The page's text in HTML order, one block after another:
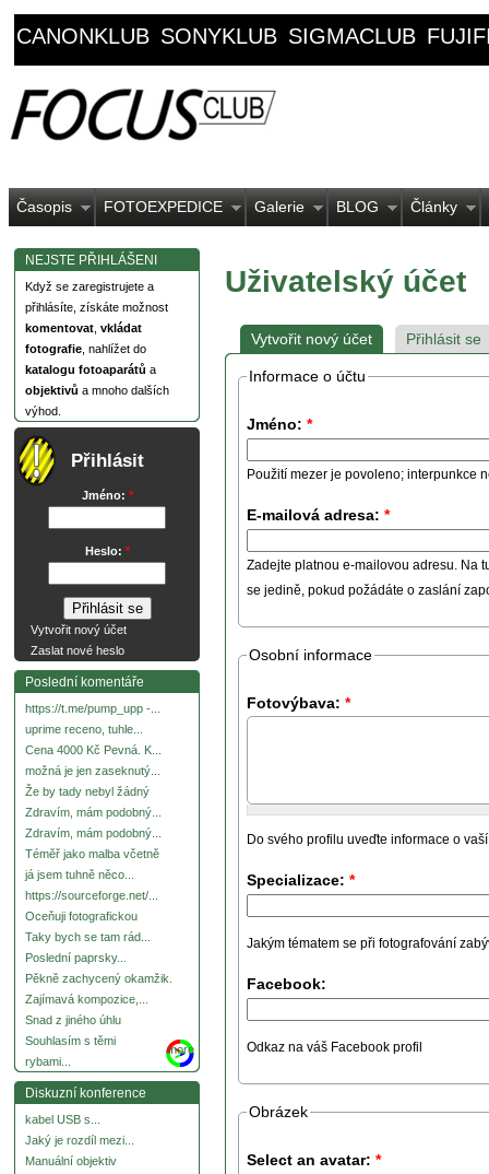
CANONKLUB SONYKLUB SIGMACLUB
Časopis FOTOEXPEDICE Galerie BLOG Články
NEJSTE PŘIHLÁŠENI
Když se zaregistrujete a
přihlásíte, získáte možnost
komentovat vkládat
fotografie , nahlížet do
katalogu fotoaparátů a
objektivů a mnoho dalších
výhod.
Přihlásit
Jméno: *
Heslo: *
Vytvořit nový účet
Zaslat nové heslo
Poslední komentáře
https://t.me/pump_upp -...
uprime receno, tuhle...
Cena 4000 Kč Pevná. K...
možná je jen zaseknutý...
Že by tady nebyl žádný
Zdravím, mám podobný...
Zdravím, mám podobný...
Téměř jako malba včetně
já jsem tuhně něco...
https://sourceforge.net/...
Oceňuji fotografickou
Taky bych se tam rád...
Poslední paprsky...
Pěkně zachycený okamžik.
Zajímavá kompozice,...
Snad z jiného úhlu
Souhlasím s těmi
rybami...
more
Diskuzní konference
kabel USB s...
Jaký je rozdíl mezi...
Manuální objektiv
Uživatelský účet
Vytvořit nový účet Přihlásit se
Informace o účtu
Jméno: *
Použití mezer je povoleno; interpunkce
E-mailová adresa: *
Zadejte platnou e-mailovou adresu. Na
se jedině, pokud požádáte o zaslání
Osobní informace
Fotovýbava: *
Do svého profilu uveďte informace o
Specializace: *
Jakým tématem se při fotografování
Facebook:
Odkaz na váš Facebook profil
Obrázek
Select an avatar: *